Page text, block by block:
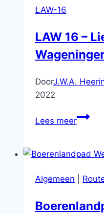
LAW-16
LAW 16 –
DoorJ.W.A.
2022
Lees meerLAW
Algemeen